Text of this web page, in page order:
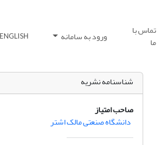
تماس با
ما ورود به سامانه ENGLISH
شناسنامه نشریه
صاحب امتیاز
دانشگاه صنعتی مالک اشتر